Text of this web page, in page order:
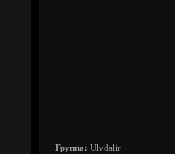
Группа: Ulvdalir